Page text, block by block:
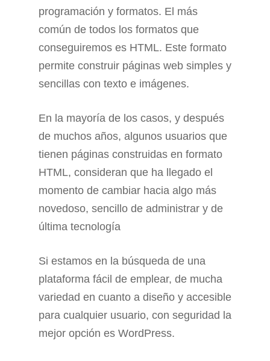
programación y formatos. El más
común de todos los formatos que
conseguiremos es HTML. Este formato
permite construir páginas web simples y
sencillas con texto e imágenes.
En la mayoría de los casos, y después
de muchos años, algunos usuarios que
tienen páginas construidas en formato
HTML, consideran que ha llegado el
momento de cambiar hacia algo más
novedoso, sencillo de administrar y de
última tecnología
Si estamos en la búsqueda de una
plataforma fácil de emplear, de mucha
variedad en cuanto a diseño y accesible
para cualquier usuario, con seguridad la
mejor opción es WordPress.